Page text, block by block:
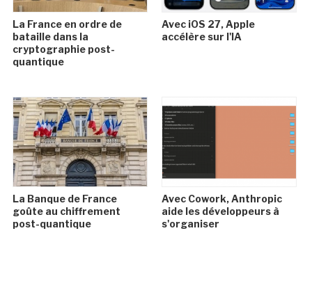
La France en ordre de
bataille dans la
cryptographie post-
quantique
Avec iOS 27, Apple
accélère sur l'IA
La Banque de France
goûte au chiffrement
post-quantique
Avec Cowork, Anthropic
aide les développeurs à
s'organiser